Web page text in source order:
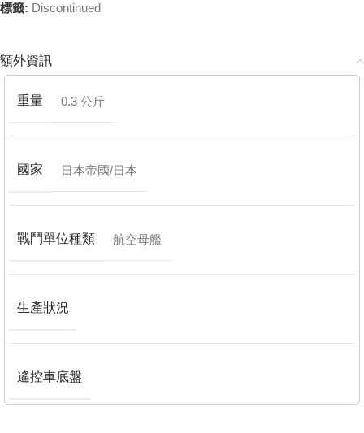
標籤: Discontinued
額外資訊
重量 0.3 公斤
國家 日本帝國/日本
戰鬥單位種類 航空母艦
生產狀況
遙控車底盤